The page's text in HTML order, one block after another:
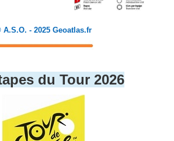
A.S.O. - 2025 Geoatlas.fr
du Tour 2026